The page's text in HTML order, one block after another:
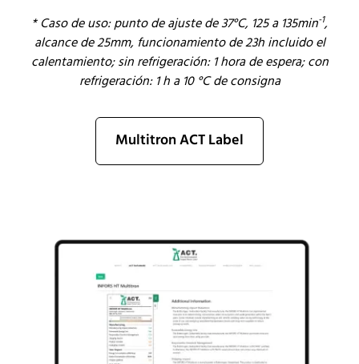
*Caso de uso: punto de ajuste de 37°C, 125 a 135min-1,
alcance de 25mm, funcionamiento de 23h incluido el
calentamiento; sin refrigeración: 1 hora de espera; con
refrigeración: 1 h a 10 °C de consigna
Multitron ACT Label